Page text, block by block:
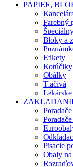
PAPIER,
Farebný
Bloky a
Etikety
Kotúčiky
Obálky
Tlačivá
Písacie
Obaly